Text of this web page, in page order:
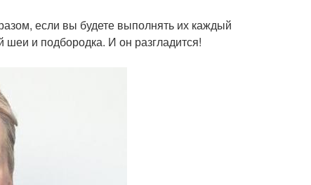
если вы будете выполнять их каждый
и подбородка. И он разгладится!